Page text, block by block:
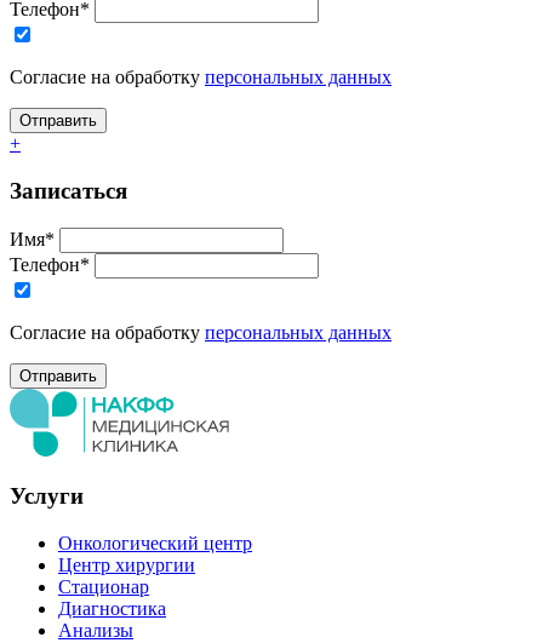
Телефон*
Согласие на обработку персональных данных
+
Записаться
Имя*
Телефон*
Согласие на обработку персональных данных
Услуги
Онкологический центр
Центр хирургии
Стационар
Диагностика
Анализы